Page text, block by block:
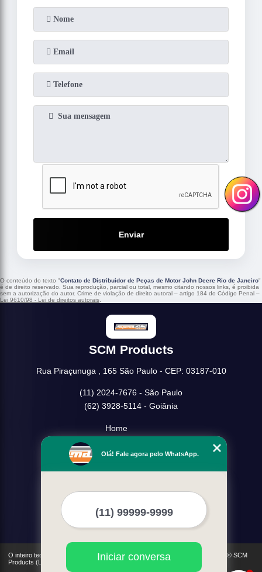
Enviar
O conteúdo do texto "Contato de Distribuidor de Peças de Motor John Deere Rio de Janeiro"
é de direito reservado. Sua reprodução, parcial ou total, mesmo citando nossos links, é proibida
sem a autorização do autor. Crime de violação de direito autoral – artigo 184 do Código Penal –
Lei 9610/98 - Lei de direitos autorais.
SCM Products
Rua Piraçunuga , 165 São Paulo - CEP: 03187-010
(11) 2024-7676 - São Paulo
(62) 3928-5114 - Goiânia
Home
Missão
Mais Serviços
O inteiro teor deste site está sujeito à proteção de direitos autorais. Copyright© SCM
Products (Lei 9610 de 19/02/1998)
Olá! Fale agora pelo WhatsApp.
Iniciar conversa